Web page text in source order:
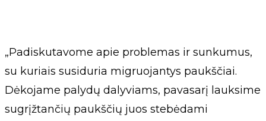
„Padiskutavome apie problemas ir sunkumus,
su kuriais susiduria migruojantys paukščiai.
Dėkojame palydų dalyviams, pavasarį lauksime
sugrįžtančių paukščių juos stebėdami